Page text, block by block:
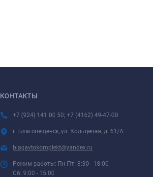
КОНТАКТЫ
+7 (924) 141 00 50; +7 (4162) 49-47-00
г. Благовещенск, ул. Кольцевая, д. 61/А
blagavtokomplekt@yandex.ru
Режим работы: Пн-Пт: 8:30 - 18:00
Сб: 9:00 - 15:00